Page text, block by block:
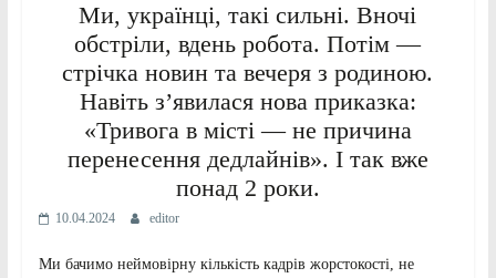
Ми, українці, такі сильні. Вночі
обстріли, вдень робота. Потім —
стрічка новин та вечеря з родиною.
Навіть з’явилася нова приказка:
«Тривога в місті — не причина
перенесення дедлайнів». І так вже
понад 2 роки.
10.04.2024 editor
Ми бачимо неймовірну кількість кадрів жорстокості, не